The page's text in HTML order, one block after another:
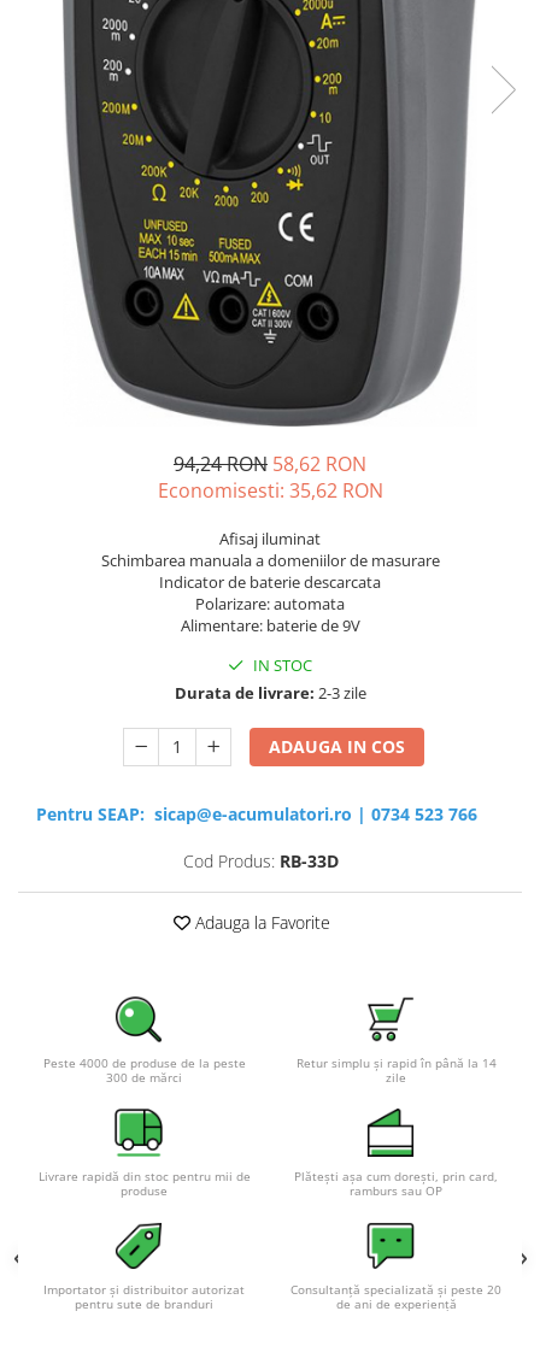
Sisteme de management (BMS)
Redresoare, incarcatoare si testere
Redresoare auto, moto, barci si
stationare
94,24 RON 58,62 RON
Economisesti: 35,62 RON
Afisaj iluminat
Schimbarea manuala a domeniilor de masurare
Indicator de baterie descarcata
Polarizare: automata
Alimentare: baterie de 9V
IN STOC
Durata de livrare: 2-3 zile
ADAUGA IN COS
Pentru SEAP: sicap@e-acumulatori.ro | 0734 523 766
Cod Produs: RB-33D
Adauga la Favorite
Peste 4000 de produse de la peste
300 de mărci
Retur simplu și rapid în până la 14
zile
Livrare rapidă din stoc pentru mii de
produse
Plătești așa cum dorești, prin card,
ramburs sau OP
Importator și distribuitor autorizat
pentru sute de branduri
Consultanță specializată și peste 20
de ani de experiență